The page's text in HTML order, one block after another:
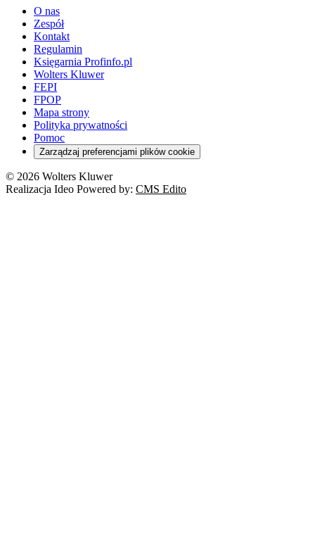
O nas
Zespół
Kontakt
Regulamin
Księgarnia Profinfo.pl
Wolters Kluwer
FEPI
FPOP
Mapa strony
Polityka prywatności
Pomoc
Zarządzaj preferencjami plików cookie
© 2026 Wolters Kluwer
Realizacja Ideo Powered by: CMS Edito